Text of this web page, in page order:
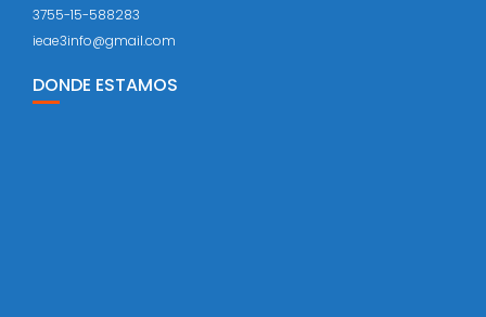
3755-15-588283
ieae3info@gmail.com
DONDE ESTAMOS